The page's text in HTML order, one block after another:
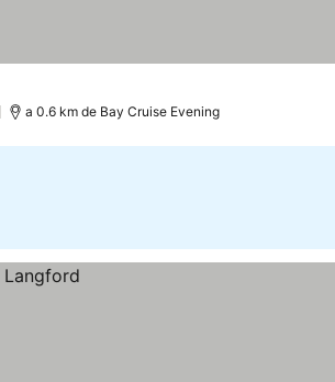
a 0.6 km de Bay Cruise Evening